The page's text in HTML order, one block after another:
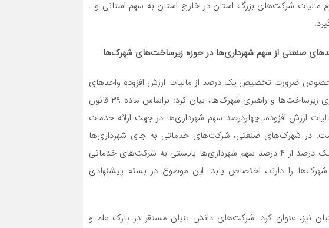
مالیات شرکت‌های بزرگ استان در خارج استان به سهم استانی و…
صنعتی از سهم شهرداری‌ها در حوزه زیرساخت‌های شهرک‌ها
خصوص ضرورت تخصیص یک درصد از مالیات ارزش افزوده واحدهای
صنعتی از سهم شهرداری‌ها بابت ایجاد، تکمیل و نوسازی زیرساخت‌ها و راهبری شهرک‌ها، بیان کرد: براساس ماده ۳۹ قانون
افزوده مصوب سال 1400، از ۹ درصد مالیات ارزش افزوده، چهاردرصد سهم شهرداری‌ها در جهت ارائه خدمات
در شهرک‌های صنعتی، شرکت‌های خدماتی به جای شهرداری‌ها
مستقر بوده و خدمات لازم را ارائه می‌کنند. لذا حداقل یک درصد از ۴ درصد سهم شهرداری‌ها بایستی به شرکت‌های خدماتی
را دارند، اختصاص یابد. این موضوع در بسته پیشنهادی
وی در خصوص معافیت مالیاتی شرکت‌های دانش بنیان نیز، عنوان کرد: شرکت‎‌های دانش بنیان مستقر در پارک علم و